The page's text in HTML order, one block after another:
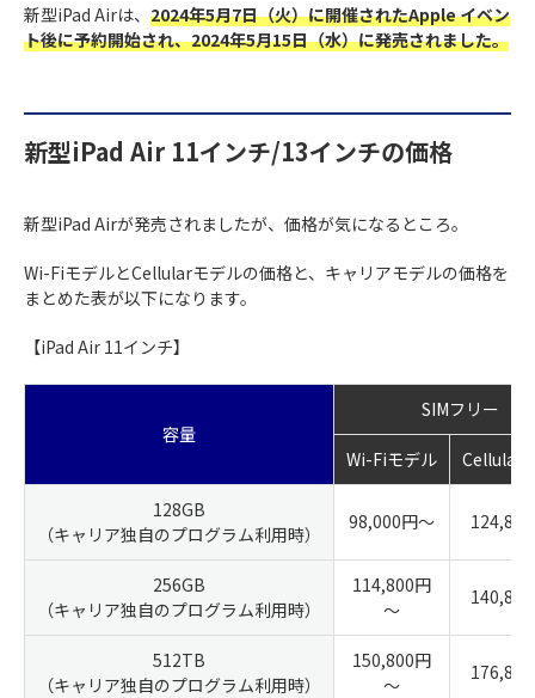
新型iPad Airは、 2024年5月7日（火）に開催されたApple イベン
ト後に予約開始され、2024年5月15日（水）に発売されました。
新型iPad Air 11インチ/13インチの価格
新型iPad Airが発売されましたが、価格が気になるところ。
Wi-FiモデルとCellularモデルの価格と、キャリアモデルの価格を
まとめた表が以下になります。
【iPad Air 11インチ】
容量
SIMフリー
Wi-Fiモデル Cellular
128GB
（キャリア独自のプログラム利用時）
98,000円～
256GB
（キャリア独自のプログラム利用時）
114,800円
～
512TB
（キャリア独自のプログラム利用時）
150,800円
～